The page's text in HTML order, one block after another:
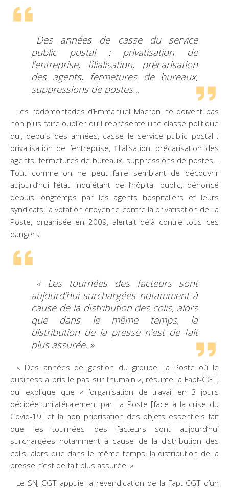
Des années de casse du service
public postal : privatisation de
l’entreprise, filialisation, précarisation
des agents, fermetures de bureaux,
suppressions de postes…
Les rodomontades d’Emmanuel Macron ne doivent pas
non plus faire oublier qu’il représente une classe politique
qui, depuis des années, casse le service public postal :
privatisation de l’entreprise, filialisation, précarisation des
agents, fermetures de bureaux, suppressions de postes…
Tout comme on ne peut faire semblant de découvrir
aujourd’hui l’état inquiétant de l’hôpital public, dénoncé
depuis longtemps par les agents hospitaliers et leurs
syndicats, la votation citoyenne contre la privatisation de La
Poste, organisée en 2009, alertait déjà contre tous ces
dangers.
« Les tournées des facteurs sont
aujourd’hui surchargées notamment à
cause de la distribution des colis, alors
que dans le même temps, la
distribution de la presse n’est de fait
plus assurée. »
« Des années de gestion du groupe La Poste où le
business a pris le pas sur l’humain », résume la Fapt-CGT,
qui explique que « l’organisation de travail en 3 jours
décidée unilatéralement par La Poste [face à la crise du
Covid-19] et la non priorisation des objets essentiels fait
que les tournées des facteurs sont aujourd’hui
surchargées notamment à cause de la distribution des
colis, alors que dans le même temps, la distribution de la
presse n’est de fait plus assurée. »
Le SNJ-CGT appuie la revendication de la Fapt-CGT d’un